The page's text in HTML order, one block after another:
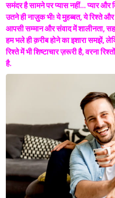
समंदर है सामने पर प्यास नहीं... प्यार और
उतने ही नाज़ुक भी! ये मुहब्बत, ये रिश्ते
आपसी सम्मान और संवाद में शालीनता,
हम भले ही क़रीब होने का इशारा समझें,
रिश्ते में भी शिष्टाचार ज़रूरी है, वरना
है.